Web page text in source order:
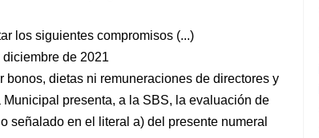
los siguientes compromisos (...)
de 2021
bonos, dietas ni remuneraciones de directores y
presenta, a la SBS, la evaluación de
señalado en el literal a) del presente numeral